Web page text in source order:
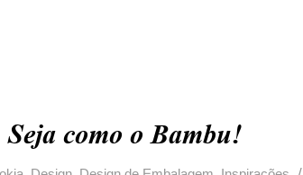
Seja como o Bambu!